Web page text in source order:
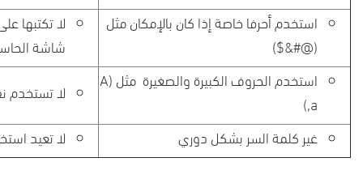
استخدم أحرفا خاصة إذا كان بالإمكان مثل
(@#&$)
لا تكتبها
شاشة
استخدم الحروف الكبيرة والصغيرة مثل (A
,a
)
لا تستخدم
غير كلمة السر بشكل دوري لا تعيد